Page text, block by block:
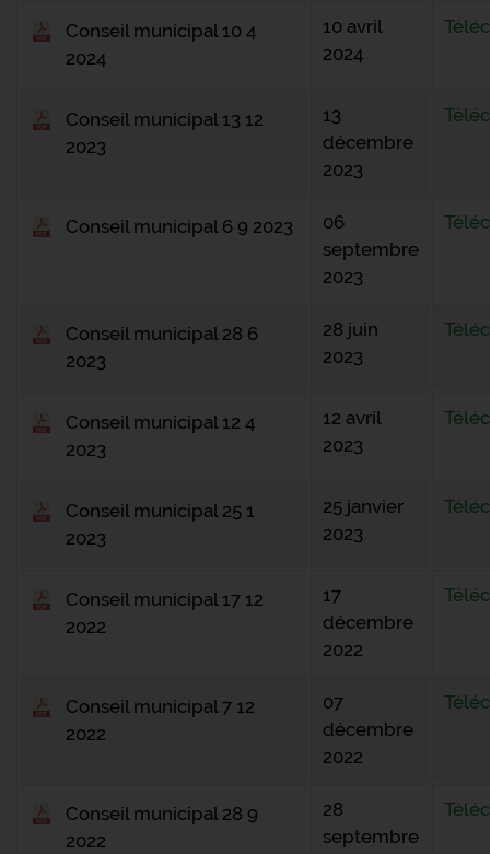
Conseil municipal 10 4
2024
10 avril
2024
Conseil municipal 13 12
2023
13
décembre
2023
Conseil municipal 6 9 2023
06
septembre
2023
Conseil municipal 28 6
2023
28 juin
2023
Conseil municipal 12 4
2023
12 avril
2023
Conseil municipal 25 1
2023
25 janvier
2023
Conseil municipal 17 12
2022
17
décembre
2022
Conseil municipal 7 12
2022
07
décembre
2022
Conseil municipal 28 9
2022
28
septembre